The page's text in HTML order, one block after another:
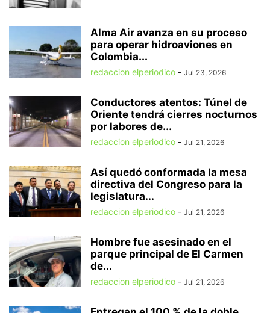
Alma Air avanza en su proceso
para operar hidroaviones en
Colombia...
redaccion elperiodico - Jul 23, 2026
Conductores atentos: Túnel de
Oriente tendrá cierres nocturnos
por labores de...
redaccion elperiodico - Jul 21, 2026
Así quedó conformada la mesa
directiva del Congreso para la
legislatura...
redaccion elperiodico - Jul 21, 2026
Hombre fue asesinado en el
parque principal de El Carmen
de...
redaccion elperiodico - Jul 21, 2026